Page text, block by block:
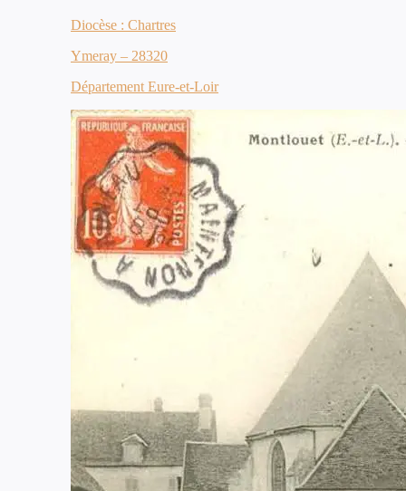
Diocèse : Chartres
Ymeray – 28320
Département Eure-et-Loir